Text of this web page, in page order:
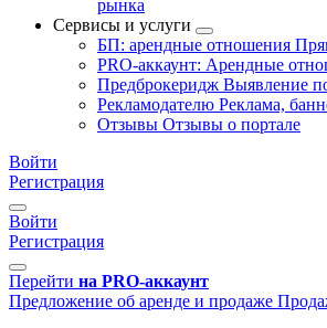
рынка
Сервисы и услуги
БП: арендные отношения
PRO-аккаунт: Арендные
Предброкеридж Выявление
Рекламодателю Реклама,
Отзывы Отзывы о портале
Войти
Регистрация
Войти
Регистрация
Перейти на PRO-аккаунт
Предложение об аренде и продаже